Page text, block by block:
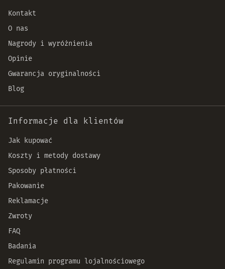
Kontakt
O nas
Nagrody i wyróżnienia
Opinie
Gwarancja oryginalności
Blog
Informacje dla klientów
Jak kupować
Koszty i metody dostawy
Sposoby płatności
Pakowanie
Reklamacje
Zwroty
FAQ
Badania
Regulamin programu lojalnościowego